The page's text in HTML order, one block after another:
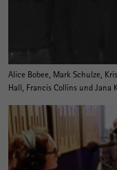
Alice Bobee, Mark Schulze,
Hall, Francis Collins und Jana